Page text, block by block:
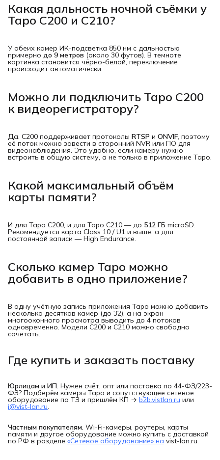
Какая дальность ночной съёмки у
Tapo C200 и C210?
У обеих камер ИК-подсветка 850 нм с дальностью
примерно до 9 метров (около 30 футов). В темноте
картинка становится чёрно-белой, переключение
происходит автоматически.
Можно ли подключить Tapo C200
к видеорегистратору?
Да. C200 поддерживает протоколы RTSP и ONVIF, поэтому
её поток можно завести в сторонний NVR или ПО для
видеонаблюдения. Это удобно, если камеру нужно
встроить в общую систему, а не только в приложение Tapo.
Какой максимальный объём
карты памяти?
И для Tapo C200, и для Tapo C210 — до 512 ГБ microSD.
Рекомендуется карта Class 10 / U1 и выше, а для
постоянной записи — High Endurance.
Сколько камер Tapo можно
добавить в одно приложение?
В одну учётную запись приложения Tapo можно добавить
несколько десятков камер (до 32), а на экран
многооконного просмотра выводить до 4 потоков
одновременно. Модели C200 и C210 можно свободно
сочетать.
Где купить и заказать поставку
Юрлицам и ИП. Нужен счёт, опт или поставка по 44-ФЗ/223-
ФЗ? Подберём камеры Tapo и сопутствующее сетевое
оборудование по ТЗ и пришлём КП → b2b.vistlan.ru или
i@vist-lan.ru
Частным покупателям. Wi-Fi-камеры, роутеры, карты
памяти и другое оборудование можно купить с доставкой
по РФ в разделе «Сетевое оборудование» на vist-lan.ru.